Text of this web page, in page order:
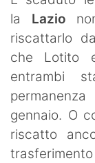
SHOP LAZIO
Contatti
la Lazio
riscattarlo
che Lotito
entrambi
gennaio. O
riscatto